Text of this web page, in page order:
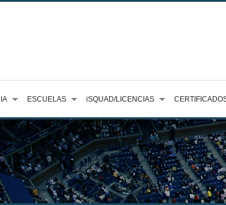
ESCUELAS iSQUAD/LICENCIAS